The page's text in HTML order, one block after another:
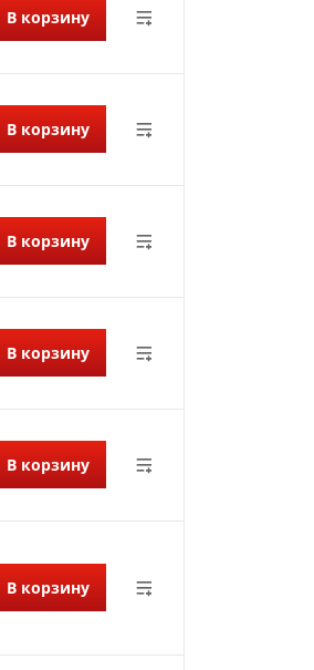
В корзину
В корзину
В корзину
В корзину
В корзину
В корзину